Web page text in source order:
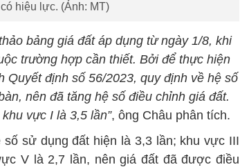
hiệu lực. (Ảnh: MT)
bảng giá đất áp dụng từ ngày 1/8, khi
trường hợp cần thiết. Bởi để thực hiện
Quyết định số 56/2023, quy định về hệ số
nên đã tăng hệ số điều chỉnh giá đất.
vực I là 3,5 lần”, ông Châu phân tích.
sử dụng đất hiện là 3,3 lần; khu vực III
V là 2,7 lần, nên giá đất đã được điều